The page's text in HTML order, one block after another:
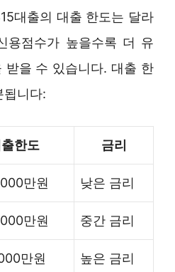
대출의 대출 한도는 달라
용점수가 높을수록 더 유
받을 수 있습니다. 대출 한
됩니다:
한도 금리
만원 낮은 금리
만원 중간 금리
만원 높은 금리